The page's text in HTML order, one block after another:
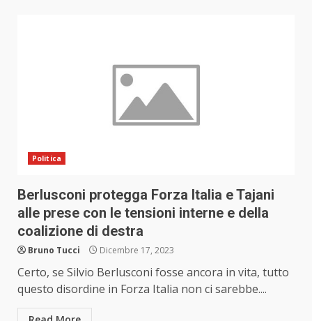
Politica
Berlusconi protegga Forza Italia e Tajani
alle prese con le tensioni interne e della
coalizione di destra
Bruno Tucci Dicembre 17, 2023
Certo, se Silvio Berlusconi fosse ancora in vita, tutto
questo disordine in Forza Italia non ci sarebbe....